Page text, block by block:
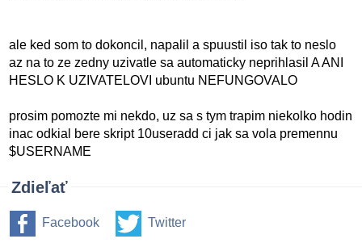
ale ked som to dokoncil, napalil a spuustil iso tak to neslo
az na to ze zedny uzivatle sa automaticky neprihlasil A ANI
HESLO K UZIVATELOVI ubuntu NEFUNGOVALO
prosim pomozte mi nekdo, uz sa s tym trapim niekolko hodin
inac odkial bere skript 10useradd ci jak sa vola premennu
$USERNAME
Zdieľať
Facebook Twitter